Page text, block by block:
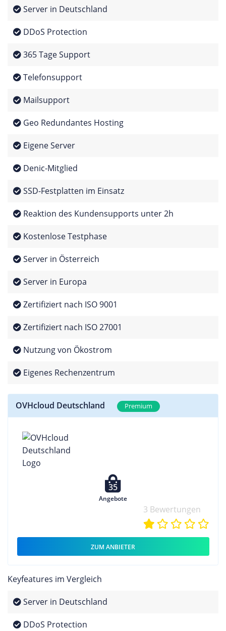
Server in Deutschland
DDoS Protection
365 Tage Support
Telefonsupport
Mailsupport
Geo Redundantes Hosting
Eigene Server
Denic-Mitglied
SSD-Festplatten im Einsatz
Reaktion des Kundensupports unter 2h
Kostenlose Testphase
Server in Österreich
Server in Europa
Zertifiziert nach ISO 9001
Zertifiziert nach ISO 27001
Nutzung von Ökostrom
Eigenes Rechenzentrum
OVHcloud Deutschland Premium
35
Angebote
3 Bewertungen
ZUM ANBIETER
Keyfeatures im Vergleich
Server in Deutschland
DDoS Protection